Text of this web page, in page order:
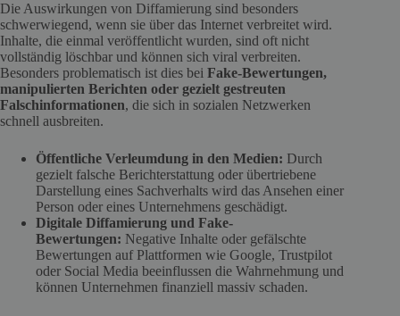
Die Auswirkungen von Diffamierung sind besonders
schwerwiegend, wenn sie über das Internet verbreitet wird.
Inhalte, die einmal veröffentlicht wurden, sind oft nicht
vollständig löschbar und können sich viral verbreiten.
Besonders problematisch ist dies bei Fake-Bewertungen,
manipulierten Berichten oder gezielt gestreuten
Falschinformationen, die sich in sozialen Netzwerken
schnell ausbreiten.
Öffentliche Verleumdung in den Medien: Durch
gezielt falsche Berichterstattung oder übertriebene
Darstellung eines Sachverhalts wird das Ansehen einer
Person oder eines Unternehmens geschädigt.
Digitale Diffamierung und Fake-
Bewertungen: Negative Inhalte oder gefälschte
Bewertungen auf Plattformen wie Google, Trustpilot
oder Social Media beeinflussen die Wahrnehmung und
können Unternehmen finanziell massiv schaden.